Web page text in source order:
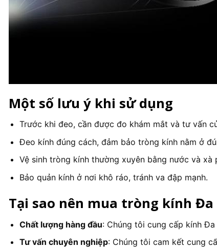
Một số lưu ý khi sử dụng
Trước khi đeo, cần được đo khám mắt và tư vấn
Đeo kính đúng cách, đảm bảo tròng kính nằm ở
Vệ sinh tròng kính thường xuyên bằng nước và xà
Bảo quản kính ở nơi khô ráo, tránh va đập mạnh.
Tại sao nên mua tròng kính
Chất lượng hàng đầu: Chúng tôi cung cấp kính
Tư vấn chuyên nghiệp: Chúng tôi cam kết cung